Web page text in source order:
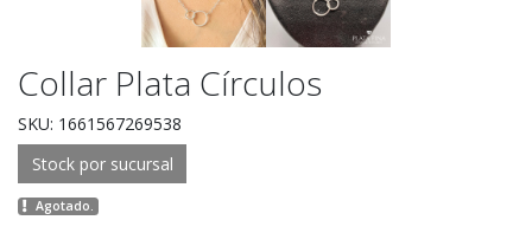
Collar Plata Círculos
SKU: 1661567269538
Stock por sucursal
Agotado.